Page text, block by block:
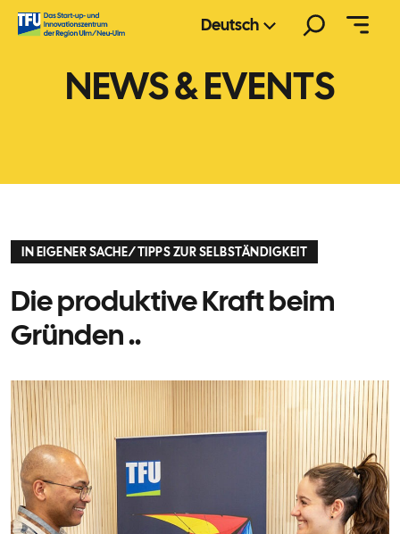
Zum
Inhalt
Deutsch
NEWS & EVENTS
IN EIGENER SACHE/TIPPS ZUR SELBSTÄNDIGKEIT
Die produktive Kraft beim
Gründen ..